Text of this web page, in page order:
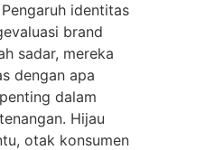
identitas
brand
sadar, mereka
dengan apa
dalam
Hijau
otak konsumen